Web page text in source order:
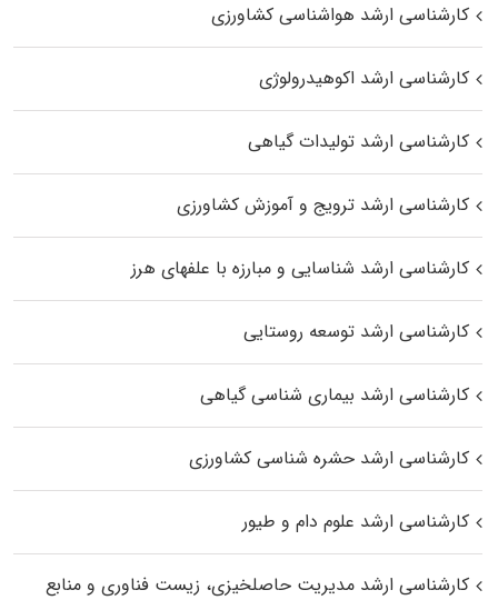
کارشناسی ارشد هواشناسی کشاورزی
کارشناسی ارشد اکوهیدرولوژی
کارشناسی ارشد تولیدات گیاهی
کارشناسی ارشد ترویج و آموزش کشاورزی
کارشناسی ارشد شناسایی و مبارزه با علفهای هرز
کارشناسی ارشد توسعه روستایی
کارشناسی ارشد بیماری‌ شناسی گیاهی
کارشناسی ارشد حشره‌ شناسی کشاورزی
کارشناسی ارشد علوم دام و طیور
کارشناسی ارشد مدیریت حاصلخیزی، زیست فناوری و منابع